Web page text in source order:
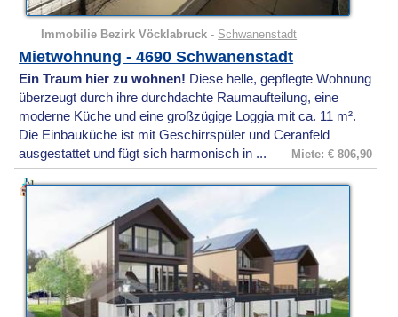
Immobilie Bezirk Vöcklabruck - Schwanenstadt
Mietwohnung - 4690 Schwanenstadt
Ein Traum hier zu wohnen! Diese helle, gepflegte Wohnung
überzeugt durch ihre durchdachte Raumaufteilung, eine
moderne Küche und eine großzügige Loggia mit ca. 11 m².
Die Einbauküche ist mit Geschirrspüler und Ceranfeld
ausgestattet und fügt sich harmonisch in ...
Miete: € 806,90